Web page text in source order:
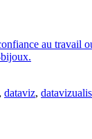
au travail
, dataviz,